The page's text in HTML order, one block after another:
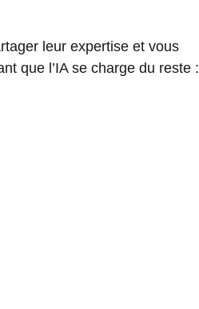
leur expertise et vous
que l’IA se charge du reste :